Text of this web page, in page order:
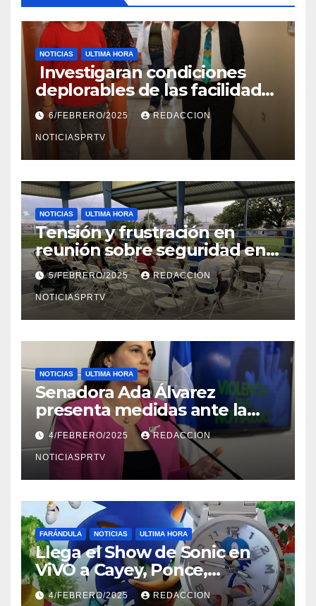
NOTICIAS ULTIMA HORA
Investigaran condiciones
deplorables de las facilidades
el Departamento de la Salud
en Mayagüez
6/FEBRERO/2025 REDACCION
NOTICIASPRTV
NOTICIAS ULTIMA HORA
Tensión y frustración en
reunión sobre seguridad en
Reparto Metropolitano
5/FEBRERO/2025 REDACCION
NOTICIASPRTV
NOTICIAS ULTIMA HORA
Senadora Ada Álvarez
presenta medidas ante la
violencia en el noviazgo
4/FEBRERO/2025 REDACCION
NOTICIASPRTV
FARÁNDULA NOTICIAS ULTIMA HORA
Llega el Show de Sonic en
ViVO a Cayey, Ponce,
Barceloneta y Humacao,
4/FEBRERO/2025 REDACCION